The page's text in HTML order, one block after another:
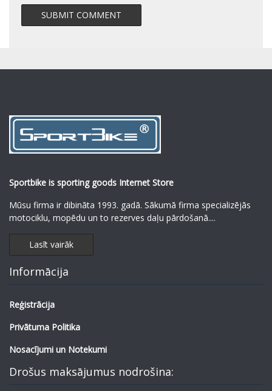
Sportbike is sporting goods Internet Store
Mūsu firma ir dibināta 1993. gadā. Sākumā firma specializējās
motociklu, mopēdu un to rezerves daļu pārdošanā....
Lasīt vairāk
Informācija
Reģistrācija
Privātuma Politika
Nosacījumi un Notekumi
Drošus maksājumus nodrošina: